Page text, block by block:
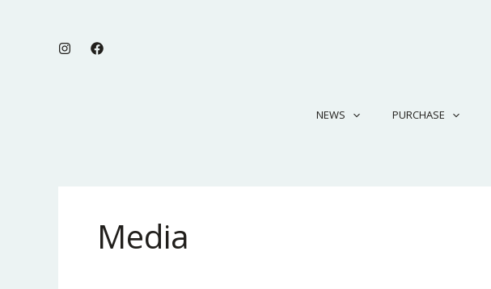
NEWS PURCHASE
Media